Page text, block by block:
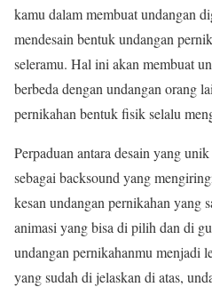
kamu dalam membuat undangan
mendesain bentuk undangan
seleramu. Hal ini akan membuat
berbeda dengan undangan orang
pernikahan bentuk fisik selalu
Perpaduan antara desain yang
sebagai backsound yang
kesan undangan pernikahan yang
animasi yang bisa di pilih dan di
undangan pernikahanmu menjadi
yang sudah di jelaskan di atas,